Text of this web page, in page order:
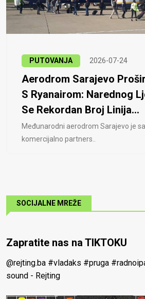
PUTOVANJA 2026-07-24
Aerodrom Sarajevo
S Ryanairom: Narednog
Se Rekordan Broj Linija...
Međunarodni aerodrom Sarajevo je
komercijalno partners..
SOCIJALNE MREŽE
Zapratite nas na TIKTOKU
@rejting.ba #vladaks #pruga
sound - Rejting